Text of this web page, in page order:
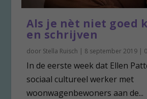
Als je nèt niet goed
en schrijven
door Stella Ruisch | 8 september 2019 |
In de eerste week dat Ellen
sociaal cultureel werker met
woonwagenbewoners aan de...